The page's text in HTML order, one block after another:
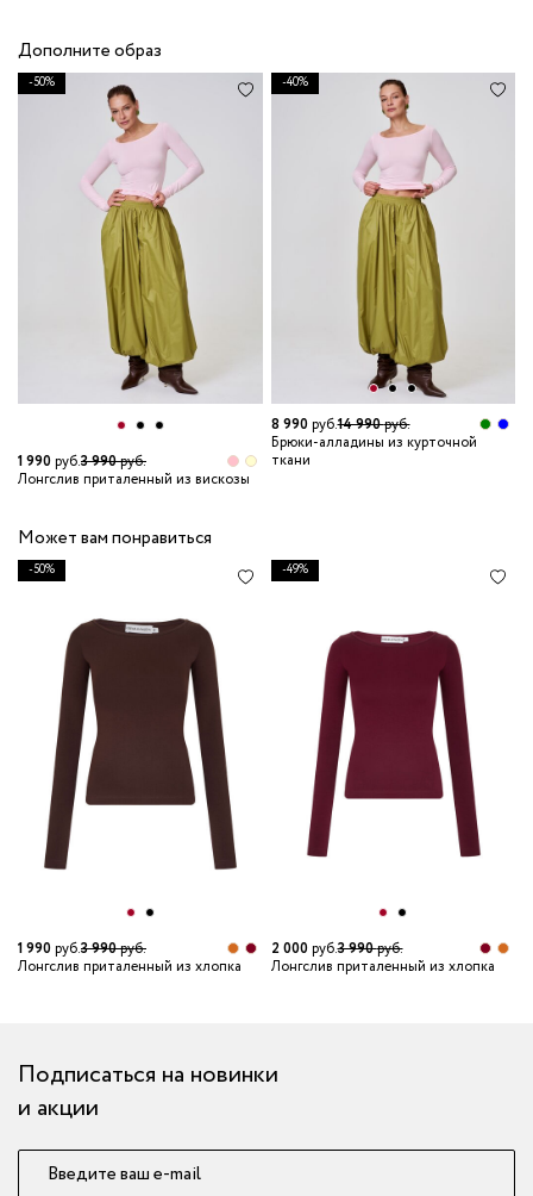
Дополните образ
-50%
1 990руб.3 990руб.
Лонгслив приталенный из вискозы
-40%
8 990руб.14 990руб.
Брюки-алладины из курточной
ткани
Может вам понравиться
-50%
1 990руб.3 990руб.
Лонгслив приталенный из хлопка
-49%
2 000руб.3 990руб.
Лонгслив приталенный из хлопка
Подписаться на новинки
и акции
Введите ваш e-mail